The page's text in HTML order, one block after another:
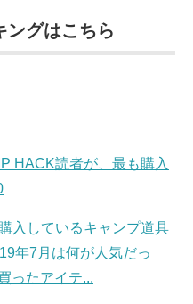
ングはこちら
HACK読者が、最も購入
入しているキャンプ道具
年7月は何が人気だっ
ったアイテ...